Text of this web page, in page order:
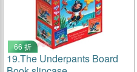
66 折
19.The Underpants Board